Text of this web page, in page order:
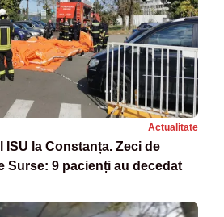
Actualitate
ISU la Constanța. Zeci de
Surse: 9 pacienți au decedat